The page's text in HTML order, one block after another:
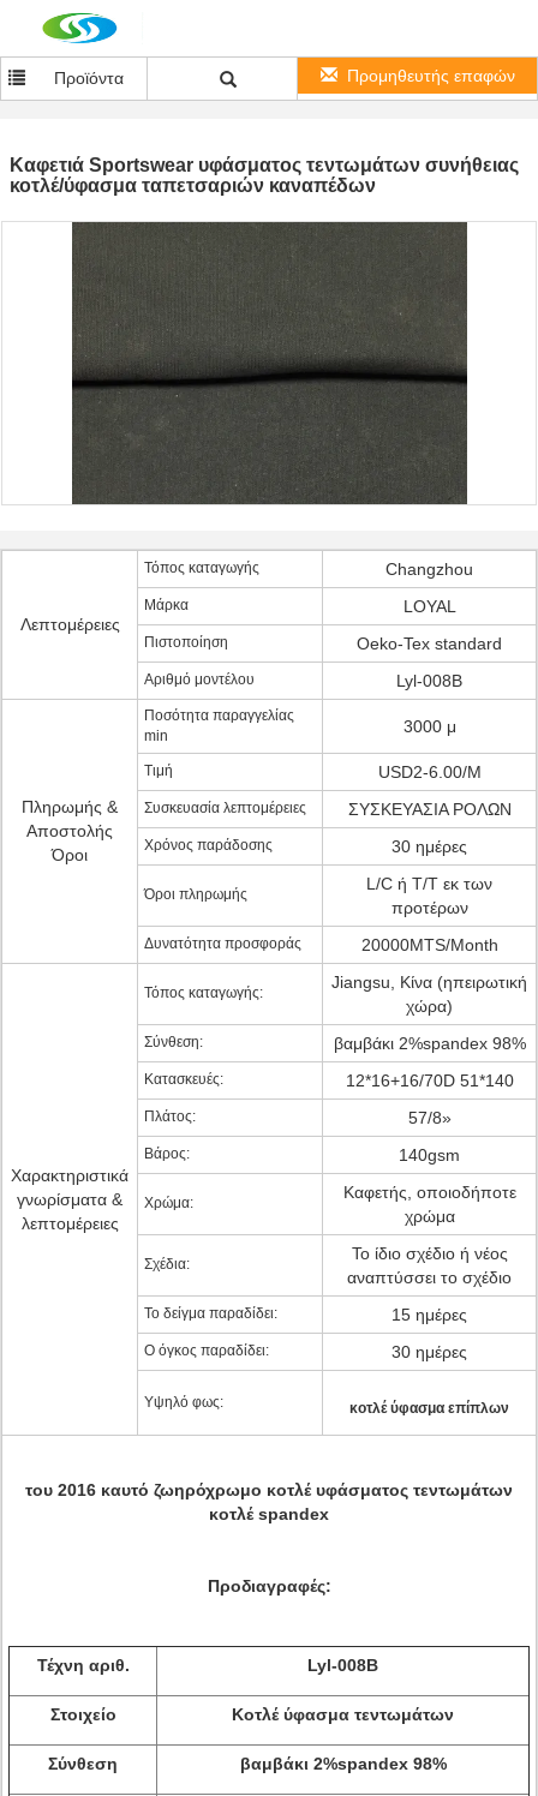
Προϊόντα Προμηθευτής επαφών
Καφετιά Sportswear υφάσματος τεντωμάτων συνήθειας
κοτλέ/ύφασμα ταπετσαριών καναπέδων
Λεπτομέρειες
Τόπος καταγωγής Changzhou
Μάρκα LOYAL
Πιστοποίηση Oeko-Tex standard
Αριθμό μοντέλου Lyl-008B
Πληρωμής &
Αποστολής
Όροι
Ποσότητα παραγγελίας
min
3000 μ
Τιμή USD2-6.00/M
Συσκευασία λεπτομέρειες ΣΥΣΚΕΥΑΣΙΑ ΡΟΛΩΝ
Χρόνος παράδοσης 30 ημέρες
Όροι πληρωμής
L/C ή T/T εκ των
προτέρων
Δυνατότητα προσφοράς 20000MTS/Month
Χαρακτηριστικά
γνωρίσματα &
λεπτομέρειες
Τόπος καταγωγής:
Jiangsu, Κίνα (ηπειρωτική
χώρα)
Σύνθεση: βαμβάκι 2%spandex 98%
Κατασκευές: 12*16+16/70D 51*140
Πλάτος: 57/8»
Βάρος: 140gsm
Χρώμα:
Καφετής, οποιοδήποτε
χρώμα
Σχέδια:
Το ίδιο σχέδιο ή νέος
αναπτύσσει το σχέδιο
Το δείγμα παραδίδει: 15 ημέρες
Ο όγκος παραδίδει: 30 ημέρες
Υψηλό φως: κοτλέ ύφασμα επίπλων
του 2016 καυτό ζωηρόχρωμο κοτλέ υφάσματος τεντωμάτων
κοτλέ spandex
Προδιαγραφές:
Τέχνη αριθ. Lyl-008B
Στοιχείο Κοτλέ ύφασμα τεντωμάτων
Σύνθεση βαμβάκι 2%spandex 98%